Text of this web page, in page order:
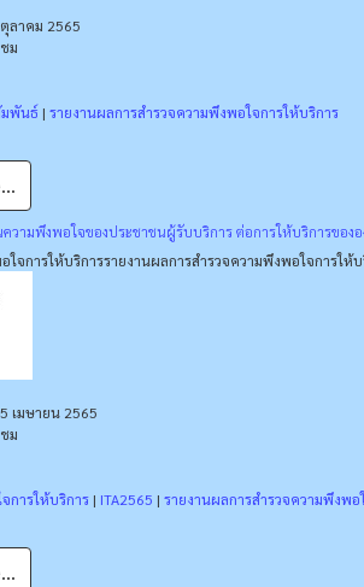
ลาคม 2565
ม
มพันธ์ | รายงานผลการสำรวจความพึงพอใจการให้บริการ
ความพึงพอใจของประชาชนผู้รับบริการ ต่อการให้บริการขอ
ใจการให้บริการรายงานผลการสำรวจความพึงพอใจการให้
เมษายน 2565
ม
การให้บริการ | ITA2565 | รายงานผลการสำรวจความพึงพอ